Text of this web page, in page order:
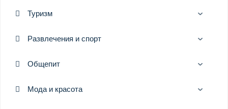
Туризм
Развлечения и спорт
Общепит
Мода и красота